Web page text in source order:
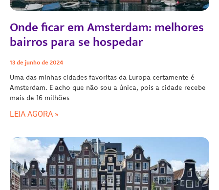
Onde ficar em Amsterdam: melhores
bairros para se hospedar
13 de junho de 2024
Uma das minhas cidades favoritas da Europa certamente é
Amsterdam. E acho que não sou a única, pois a cidade recebe
mais de 16 milhões
LEIA AGORA »